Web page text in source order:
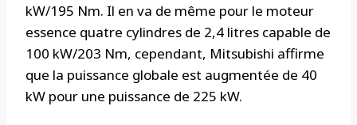
kW/195 Nm. Il en va de même pour le moteur
essence quatre cylindres de 2,4 litres capable de
100 kW/203 Nm, cependant, Mitsubishi affirme
que la puissance globale est augmentée de 40
kW pour une puissance de 225 kW.